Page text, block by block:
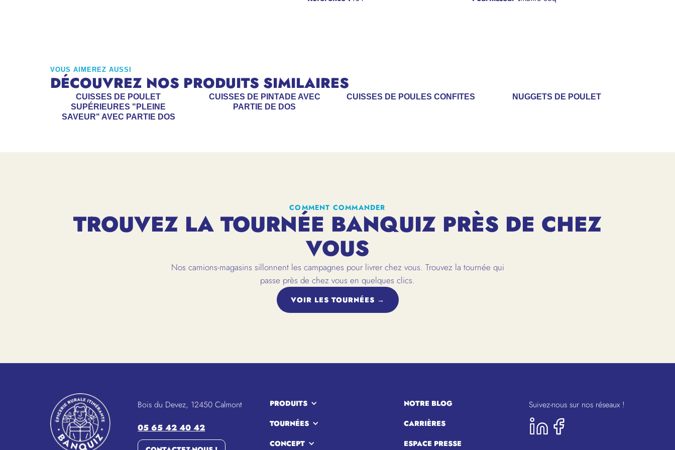
VOUS AIMEREZ AUSSI
DÉCOUVREZ NOS PRODUITS SIMILAIRES
CUISSES DE POULES CONFITES NUGGETS DE POULET
CUISSES DE PINTADE AVEC
PARTIE DE DOS
CUISSES DE POULET
SUPÉRIEURES "PLEINE
SAVEUR" AVEC PARTIE DOS
COMMENT COMMANDER
TROUVEZ LA TOURNÉE BANQUIZ PRÈS DE CHEZ
VOUS
Nos camions-magasins sillonnent les campagnes pour livrer chez vous. Trouvez la tournée qui
passe près de chez vous en quelques clics.
VOIR LES TOURNÉES →
Bois du Devez, 12450 Calmont
05 65 42 40 42
PRODUITS
TOURNÉES
CONCEPT
NOTRE BLOG
CARRIÈRES
ESPACE PRESSE
Suivez-nous sur nos réseaux !